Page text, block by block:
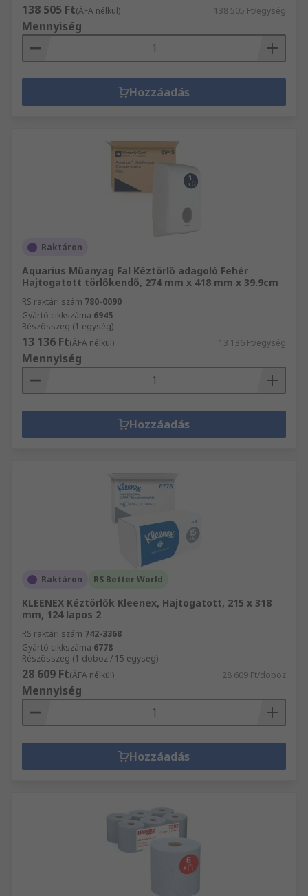
138 505 Ft(ÁFA nélkül) 138 505 Ft/egység
Mennyiség
Hozzáadás
Raktáron
Aquarius Műanyag Fal Kéztörlő adagoló Fehér
Hajtogatott törlőkendő, 274 mm x 418 mm x 39.9cm
RS raktári szám 780-0090
Gyártó cikkszáma 6945
Részösszeg (1 egység)
13 136 Ft(ÁFA nélkül) 13 136 Ft/egység
Mennyiség
Hozzáadás
Raktáron RS Better World
KLEENEX Kéztörlők Kleenex, Hajtogatott, 215 x 318
mm, 124 lapos 2
RS raktári szám 742-3368
Gyártó cikkszáma 6778
Részösszeg (1 doboz / 15 egység)
28 609 Ft(ÁFA nélkül) 28 609 Ft/doboz
Mennyiség
Hozzáadás